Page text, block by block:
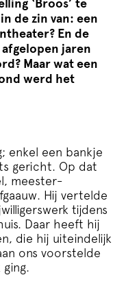
‘Broos’ te
de zin van: een
En de
jaren
Maar wat een
werd het
enkel een bankje
gericht. Op dat
meester­
Hij vertelde
tijdens
Daar heeft hij
die hij uiteindelijk
ons voorstelde